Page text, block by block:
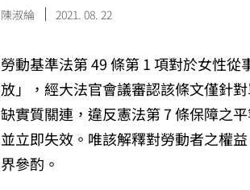
陳淑綸 2021. 08. 22
勞動基準法第 49 條第 1 項對於女性
放」，經大法官會議審認該條文僅針
缺實質關連，違反憲法第 7 條保障之
並立即失效。唯該解釋對勞動者之權
界參酌。